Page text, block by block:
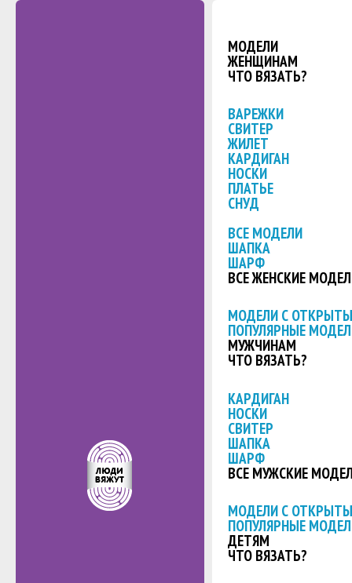
МОДЕЛИ
ЖЕНЩИНАМ
ЧТО ВЯЗАТЬ?
ВАРЕЖКИ
СВИТЕР
ЖИЛЕТ
КАРДИГАН
НОСКИ
ПЛАТЬЕ
СНУД
ВСЕ МОДЕЛИ
ШАПКА
ШАРФ
ВСЕ ЖЕНСКИЕ
МОДЕЛИ С
ПОПУЛЯРНЫЕ
МУЖЧИНАМ
ЧТО ВЯЗАТЬ?
КАРДИГАН
НОСКИ
СВИТЕР
ШАПКА
ШАРФ
ВСЕ МУЖСКИЕ
МОДЕЛИ С
ПОПУЛЯРНЫЕ
ДЕТЯМ
ЧТО ВЯЗАТЬ?